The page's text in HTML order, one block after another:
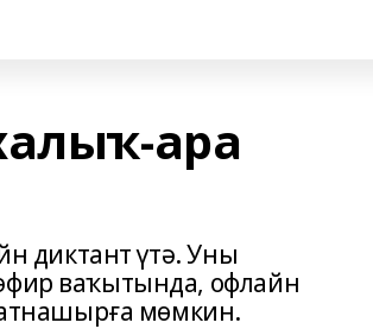
ара
диктант үтә. Уны
ваҡытында, офлайн
мөмкин.